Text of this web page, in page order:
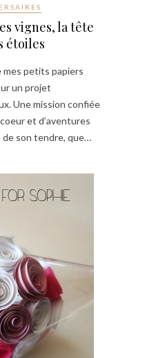
vignes, la tête
étoiles
mes petits papiers
un projet
Une mission confiée
et d’aventures
de son tendre, que…